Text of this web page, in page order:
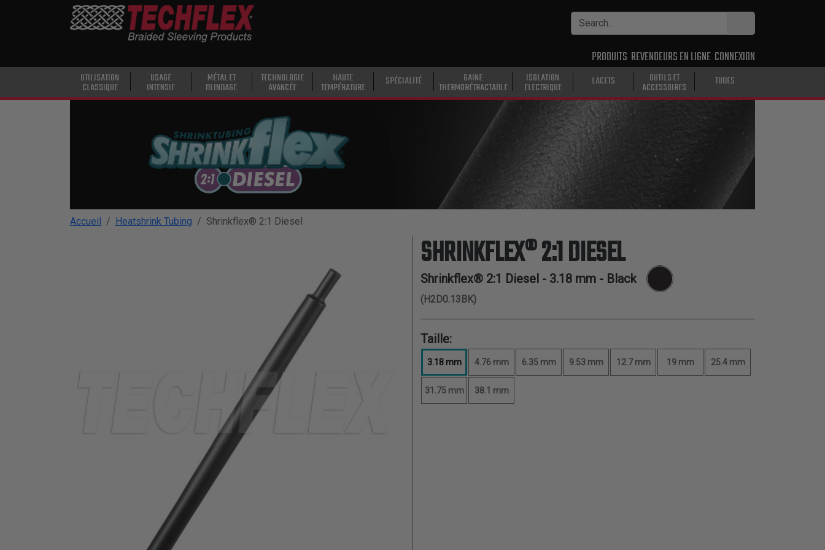
INTENSIF
TEMPÉRATURE
PRODUITS REVENDEURS EN LIGNE CONNEXION
UTILISATION
CLASSIQUE
USAGE
INTENSIF
MÉTAL ET
BLINDAGE
TECHNOLOGIE
AVANCÉE
HAUTE
TEMPÉRATURE SPÉCIALITÉ GAINE
THERMORÉTRACTABLE
ISOLATION
ELECTRIQUE LACETS OUTILS ET
ACCESSOIRES TUBES
Accueil Heatshrink Tubing Shrinkflex® 2:1 Diesel
SHRINKFLEX® 2:1 DIESEL
Shrinkflex® 2:1 Diesel - 3.18 mm - Black
(H2D0.13BK)
Taille:
3.18 mm 4.76 mm 6.35 mm 9.53 mm 12.7 mm 19 mm 25.4 mm
31.75 mm 38.1 mm